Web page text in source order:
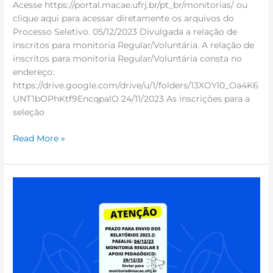
Acesse https://portal.macae.ufrj.br/pt_br/monitorias/ ou
clique aqui para acessar diretamente os arquivos do
Processo Seletivo. 05/12/2023 Divulgada a relação de
inscritos para monitoria Regular/Voluntária. A relação de
inscritos para monitoria Regular/Voluntária consta no
endereço:
https://drive.google.com/drive/u/1/folders/13XOYl0_Oa4K6
UNT1bOPhKtf9EncqpalO 24/11/2023 As inscrições para a
seleção
Read More »